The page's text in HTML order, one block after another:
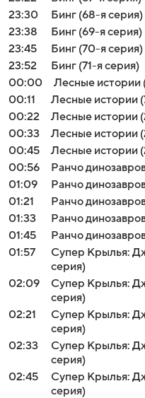
23:30
Бинг (68-я серия)
23:38
Бинг (69-я серия)
23:45
Бинг (70-я серия)
23:52
Бинг (71-я серия)
00:00
Лесные истории
00:11
Лесные истории
00:22
Лесные истории
00:33
Лесные истории
00:45
Лесные истории
00:56
Ранчо
01:09
Ранчо
01:21
Ранчо
01:33
Ранчо
01:45
Ранчо
01:57
Супер Крылья:
серия)
02:09
Супер Крылья:
серия)
02:21
Супер Крылья:
серия)
02:33
Супер Крылья:
серия)
02:45
Супер Крылья:
серия)